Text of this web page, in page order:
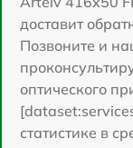
доставит
Позвоните и
оптического
статистике в